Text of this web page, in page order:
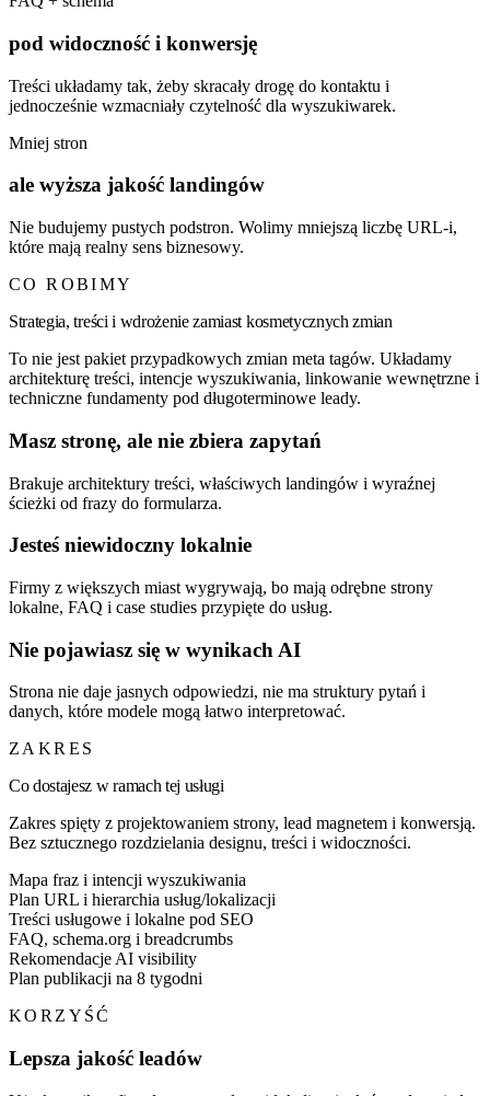
pod widoczność i konwersję
Treści układamy tak, żeby skracały drogę do kontaktu i
jednocześnie wzmacniały czytelność dla wyszukiwarek.
Mniej stron
ale wyższa jakość landingów
Nie budujemy pustych podstron. Wolimy mniejszą liczbę URL-i,
które mają realny sens biznesowy.
CO ROBIMY
Strategia, treści i wdrożenie zamiast kosmetycznych zmian
To nie jest pakiet przypadkowych zmian meta tagów. Układamy
architekturę treści, intencje wyszukiwania, linkowanie wewnętrzne i
techniczne fundamenty pod długoterminowe leady.
Masz stronę, ale nie zbiera zapytań
Brakuje architektury treści, właściwych landingów i wyraźnej
ścieżki od frazy do formularza.
Jesteś niewidoczny lokalnie
Firmy z większych miast wygrywają, bo mają odrębne strony
lokalne, FAQ i case studies przypięte do usług.
Nie pojawiasz się w wynikach AI
Strona nie daje jasnych odpowiedzi, nie ma struktury pytań i
danych, które modele mogą łatwo interpretować.
ZAKRES
Co dostajesz w ramach tej usługi
Zakres spięty z projektowaniem strony, lead magnetem i konwersją.
Bez sztucznego rozdzielania designu, treści i widoczności.
Mapa fraz i intencji wyszukiwania
Plan URL i hierarchia usług/lokalizacji
Treści usługowe i lokalne pod SEO
FAQ, schema.org i breadcrumbs
Rekomendacje AI visibility
Plan publikacji na 8 tygodni
KORZYŚĆ
Lepsza jakość leadów